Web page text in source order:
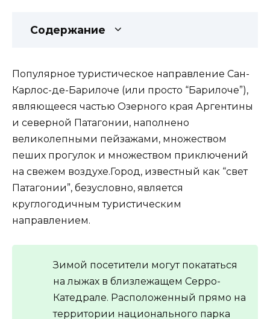
Содержание
Популярное туристическое направление Сан-
Карлос-де-Барилоче (или просто “Барилоче”),
являющееся частью Озерного края Аргентины
и северной Патагонии, наполнено
великолепными пейзажами, множеством
пеших прогулок и множеством приключений
на свежем воздухе.Город, известный как “свет
Патагонии”, безусловно, является
круглогодичным туристическим
направлением.
Зимой посетители могут покататься
на лыжах в близлежащем Серро-
Катедрале. Расположенный прямо на
территории национального парка